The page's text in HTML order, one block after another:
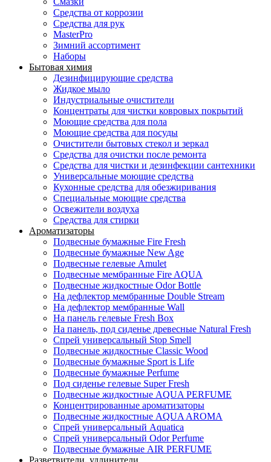
Средства от коррозии
Средства для рук
MasterPro
Зимний ассортимент
Наборы
Бытовая химия
Дезинфицирующие средства
Жидкое мыло
Индустриальные очистители
Концентраты для чистки ковровых покрытий
Моющие средства для пола
Моющие средства для посуды
Очистители бытовых стекол и зеркал
Средства для очистки после ремонта
Средства для чистки и дезинфекции сантехники
Универсальные моющие средства
Кухонные средства для обезжиривания
Специальные моющие средства
Освежители воздуха
Средства для стирки
Ароматизаторы
Подвесные бумажные Fire Fresh
Подвесные бумажные New Age
Подвесные гелевые Amulet
Подвесные мембранные Fire AQUA
Подвесные жидкостные Odor Bottle
На дефлектор мембранные Double Stream
На дефлектор мембранные Wall
На панель гелевые Fresh Box
На панель, под сиденье древесные Natural Fresh
Спрей универсальный Stop Smell
Подвесные жидкостные Classic Wood
Подвесные бумажные Sport is Life
Подвесные бумажные Perfume
Под сиденье гелевые Super Fresh
Подвесные жидкостные AQUA PERFUME
Концентрированные ароматизаторы
Подвесные жидкостные AQUA AROMA
Спрей универсальный Aquatica
Спрей универсальный Odor Perfume
Подвесные бумажные AIR PERFUME
Разветвители, удлинители